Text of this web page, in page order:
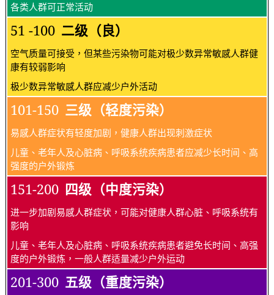
各类人群可正常活动
51 -100 二级（良）
空气质量可接受，但某些污染物可能对极少数异常敏感人群健
康有较弱影响
极少数异常敏感人群应减少户外活动
101-150 三级（轻度污染）
易感人群症状有轻度加剧，健康人群出现刺激症状
儿童、老年人及心脏病、呼吸系统疾病患者应减少长时间、高
强度的户外锻炼
151-200 四级（中度污染）
进一步加剧易感人群症状，可能对健康人群心脏、呼吸系统有
影响
儿童、老年人及心脏病、呼吸系统疾病患者避免长时间、高强
度的户外锻炼，一般人群适量减少户外运动
201-300 五级（重度污染）